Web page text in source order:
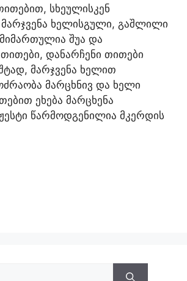
სხეულისკენ
ხელისგული, გაშლილი
შუა და
დანარჩენი თითები
მარჯვენა ხელით
მარცხნივ და ხელი
ეხება მარცხენა
წარმოდგენილია მკერდის